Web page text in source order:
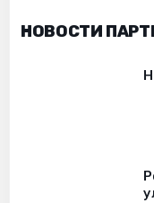
НОВОСТИ